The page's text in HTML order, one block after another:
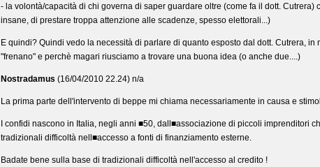
- la volontà/capacità di chi governa di saper guardare oltre (come fa il dott.
insane, di prestare troppa attenzione alle scadenze, spesso elettorali...)
E quindi? Quindi vedo la necessità di parlare di quanto esposto dal dott. Cutrera,
"frenano" e perchè magari riusciamo a trovare una buona idea (o anche due....)
Nostradamus (16/04/2010 22.24) n/a
La prima parte dell'intervento di beppe mi chiama necessariamente in causa e
I confidi nascono in Italia, negli anni ■50, dall■associazione di piccoli imprenditori
tradizionali difficoltà nell■accesso a fonti di finanziamento esterne.
Badate bene sulla base di tradizionali difficoltà nell'accesso al credito !